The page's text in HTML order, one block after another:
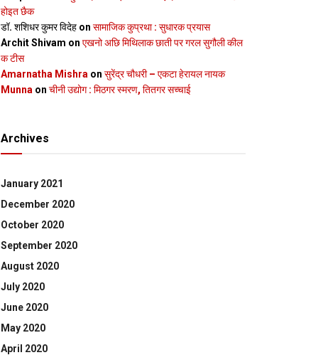
होइत छैक
डॉ. शशिधर कुमर विदेह on सामाजिक कुप्रथा : सुधारक प्रयास
Archit Shivam on एखनो अछि मिथिलाक छाती पर गरल सुगौली कील
क टीस
Amarnatha Mishra on सुरेंद्र चौधरी – एकटा हेरायल नायक
Munna on चीनी उद्योग : मिठगर स्‍मरण, तितगर सच्‍चाई
Archives
January 2021
December 2020
October 2020
September 2020
August 2020
July 2020
June 2020
May 2020
April 2020